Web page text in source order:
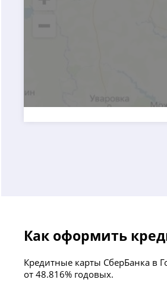
Как оформить
Кредитные карты СберБанка в
от 48.816% годовых.